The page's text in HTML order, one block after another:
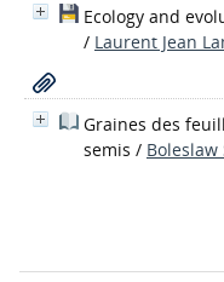
Ecology and
/ Laurent Jean
Graines des
semis / Boleslaw